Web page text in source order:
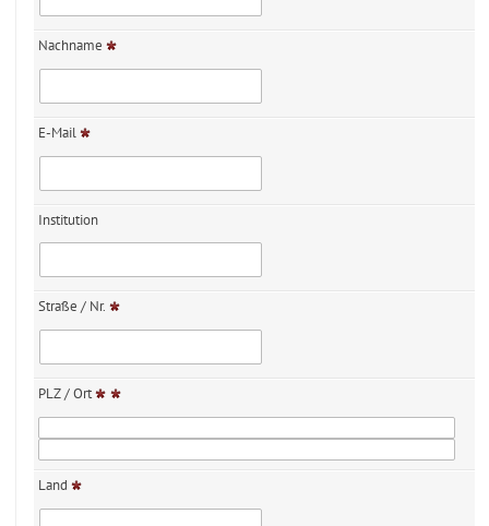
Nachname
E-Mail
Institution
Straße / Nr.
PLZ / Ort
Land